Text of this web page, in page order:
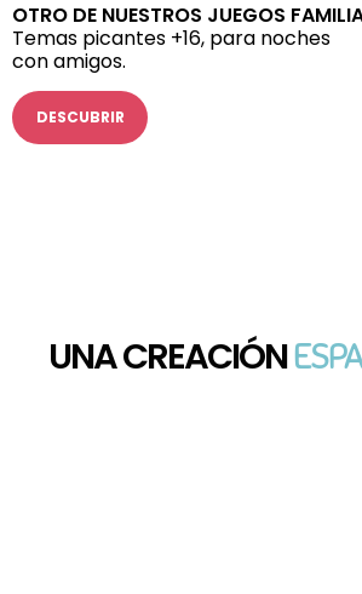
OTRO DE NUESTROS JUEGOS
Temas picantes +16, para noches
con amigos.
DESCUBRIR
UNA CREACIÓN